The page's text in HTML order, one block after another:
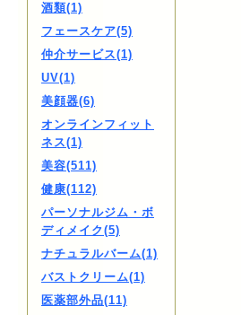
酒類(1)
フェースケア(5)
仲介サービス(1)
UV(1)
美顔器(6)
オンラインフィット
ネス(1)
美容(511)
健康(112)
パーソナルジム・ボ
ディメイク(5)
ナチュラルバーム(1)
バストクリーム(1)
医薬部外品(11)